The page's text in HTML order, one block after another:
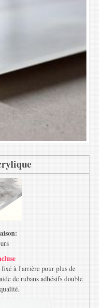
à l'arrière pour plus de
de rubans adhésifs double